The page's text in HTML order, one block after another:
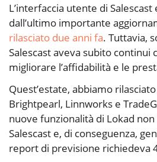
L’interfaccia utente di
dall’ultimo importante
rilasciato due anni fa. Tuttavia,
Salescast aveva subito continui
migliorare l’affidabilità e le
Quest’estate, abbiamo
Brightpearl, Linnworks e
nuove funzionalità di Lokad
Salescast e, di conseguenza,
report di previsione richiedeva